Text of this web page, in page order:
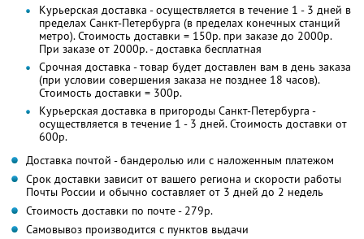
Курьерская доставка - осуществляется в течение 1 - 3 дней в
пределах Санкт-Петербурга (в пределах конечных станций
метро). Стоимость доставки = 150р. при заказе до 2000р.
При заказе от 2000р. - доставка бесплатная
Срочная доставка - товар будет доставлен вам в день заказа
(при условии совершения заказа не позднее 18 часов).
Стоимость доставки = 300р.
Курьерская доставка в пригороды Санкт-Петербурга -
осуществляется в течение 1 - 3 дней. Стоимость доставки от
600р.
Доставка почтой - бандеролью или с наложенным платежом
Срок доставки зависит от вашего региона и скорости работы
Почты России и обычно составляет от 3 дней до 2 недель
Стоимость доставки по почте - 279р.
Самовывоз производится с пунктов выдачи